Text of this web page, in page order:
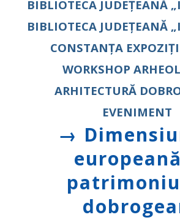
BIBLIOTECA JUDEȚEANĂ
BIBLIOTECA JUDEȚEANĂ
CONSTANȚA
WORKSHOP
ARHITECTURĂ
EVENIMENT
→